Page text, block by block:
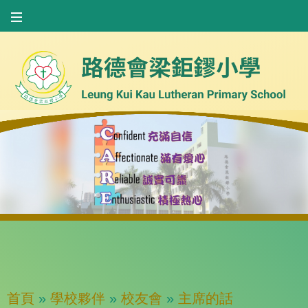
首頁 » 學校夥伴 » 校友會 » 主席的話